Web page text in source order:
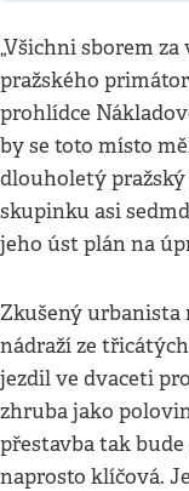
„Všichni sborem
pražského
prohlídce
by se toto místo
dlouholetý
skupinku asi
jeho úst plán na
Zkušený urbanista
nádraží ze
jezdil ve dvaceti
zhruba jako
přestavba tak
naprosto klíčová.